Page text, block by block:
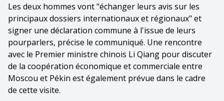
Les deux hommes vont "échanger leurs avis sur les
principaux dossiers internationaux et régionaux" et
signer une déclaration commune à l'issue de leurs
pourparlers, précise le communiqué. Une rencontre
avec le Premier ministre chinois Li Qiang pour discuter
de la coopération économique et commerciale entre
Moscou et Pékin est également prévue dans le cadre
de cette visite.